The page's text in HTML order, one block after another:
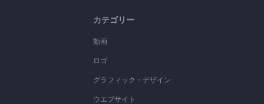
カテゴリー
動画
ロゴ
グラフィック・デザイン
ウエブサイト